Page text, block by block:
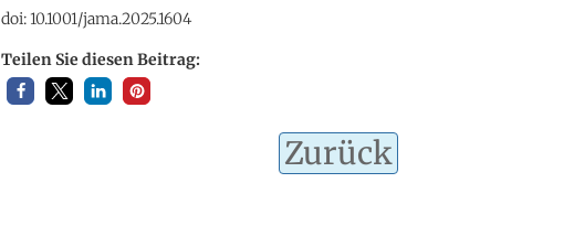
doi: 10.1001/jama.2025.1604
Teilen Sie diesen Beitrag:
Zurück